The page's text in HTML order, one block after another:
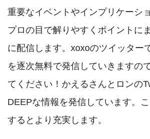
重要なイベントやインプリケーシ
プロの目で解りやすくポイントに
に配信します。xoxoのツイッター
を逐次無料で発信していきますの
てください！かえるさんとロンの
DEEPな情報を発信しています。
するとより充実します。